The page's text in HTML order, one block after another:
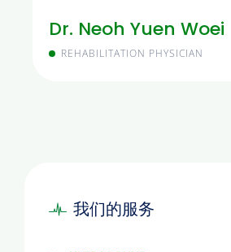
Dr. Neoh Yuen Woei
REHABILITATION PHYSICIAN
我们的服务